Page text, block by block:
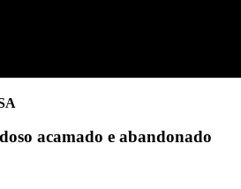
acamado e abandonado